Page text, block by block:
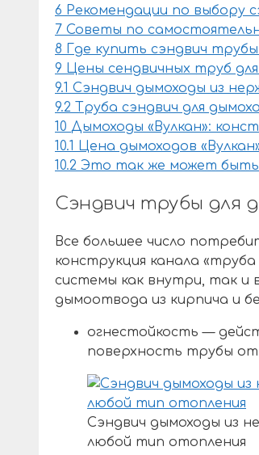
6 Рекомендации по выбору
7 Советы по
8 Где купить сэндвич
9 Цены сендвичных труб
9.1 Сэндвич дымоходы из
9.2 Труба сэндвич для
10 Дымоходы «Вулкан»:
10.1 Цена дымоходов
10.2 Это так же может быть
Сэндвич трубы для
Все большее число
конструкция канала
системы как внутри, так и
дымоотвода из кирпича и
огнестойкость —
поверхность трубы от
Сэндвич дымоходы из
любой тип отопления